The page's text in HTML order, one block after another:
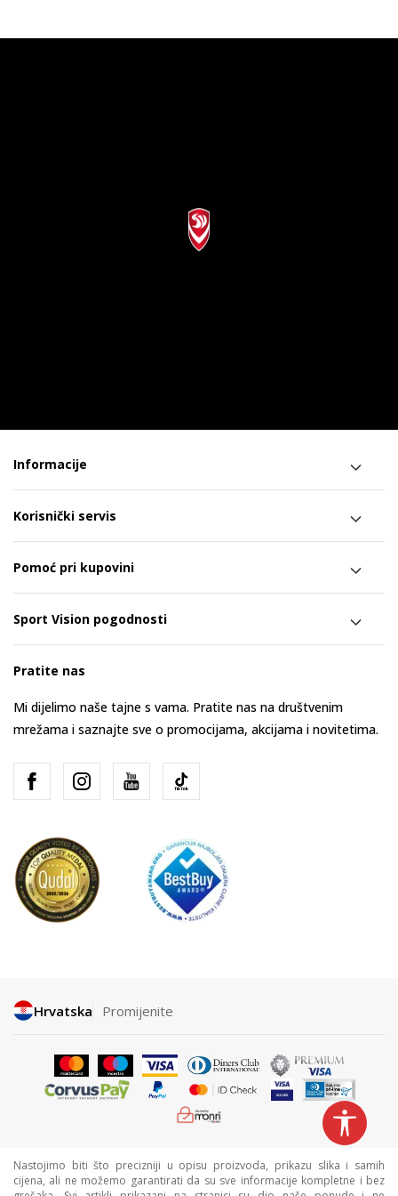
Informacije
Korisnički servis
Pomoć pri kupovini
Sport Vision pogodnosti
Pratite nas
Mi dijelimo naše tajne s vama. Pratite nas na društvenim
mrežama i saznajte sve o promocijama, akcijama i novitetima.
Hrvatska Promijenite
Nastojimo biti što precizniji u opisu proizvoda, prikazu slika i samih
cijena, ali ne možemo garantirati da su sve informacije kompletne i bez